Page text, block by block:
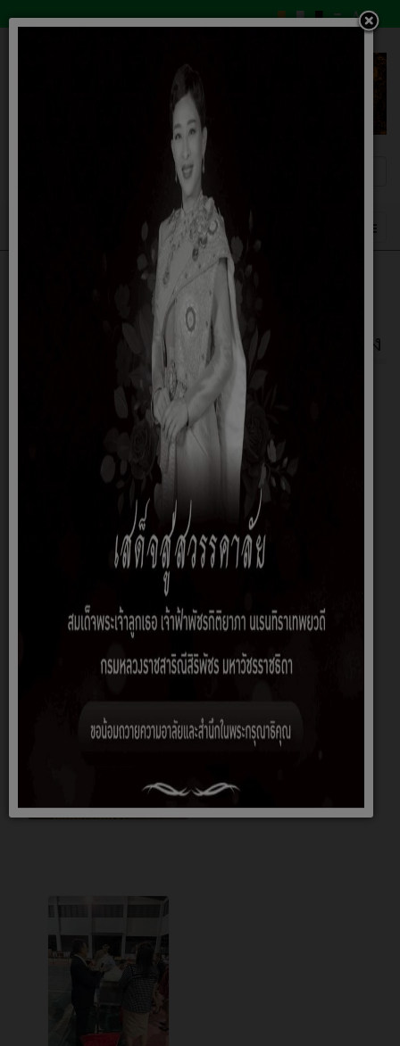
บรรยากาศการเลือกตั้ง นายก
อบต.และส.อบต.ก้านเหลือง วัน
ที่11ม.ค.2568ณ.หอประชุม อบต.ก้านเหลือง
13 มกราคม 2569
บรรยากาศการเลือกตั้ง นายก อบต.และส.อบต.ก้านเหลือง วัน
ที่11ม.ค.2568ณ.หอประชุม อบต.ก้านเหลือง